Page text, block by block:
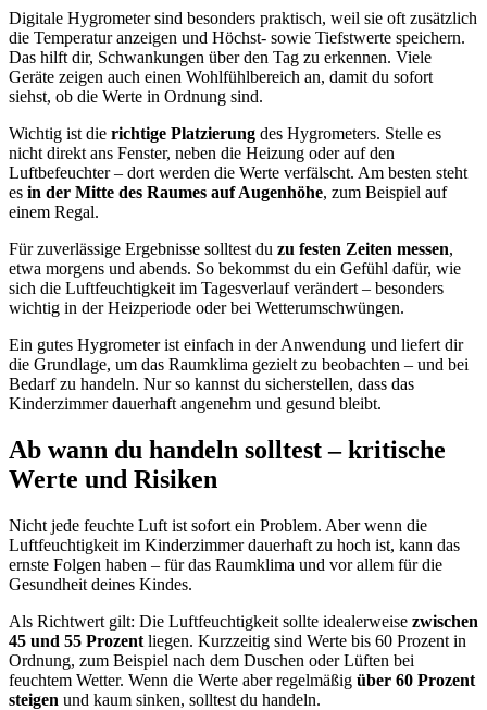
Digitale Hygrometer sind besonders praktisch, weil sie oft zusätzlich
die Temperatur anzeigen und Höchst- sowie Tiefstwerte speichern.
Das hilft dir, Schwankungen über den Tag zu erkennen. Viele
Geräte zeigen auch einen Wohlfühlbereich an, damit du sofort
siehst, ob die Werte in Ordnung sind.
Wichtig ist die richtige Platzierung des Hygrometers. Stelle es
nicht direkt ans Fenster, neben die Heizung oder auf den
Luftbefeuchter – dort werden die Werte verfälscht. Am besten steht
es in der Mitte des Raumes auf Augenhöhe, zum Beispiel auf
einem Regal.
Für zuverlässige Ergebnisse solltest du zu festen Zeiten messen,
etwa morgens und abends. So bekommst du ein Gefühl dafür, wie
sich die Luftfeuchtigkeit im Tagesverlauf verändert – besonders
wichtig in der Heizperiode oder bei Wetterumschwüngen.
Ein gutes Hygrometer ist einfach in der Anwendung und liefert dir
die Grundlage, um das Raumklima gezielt zu beobachten – und bei
Bedarf zu handeln. Nur so kannst du sicherstellen, dass das
Kinderzimmer dauerhaft angenehm und gesund bleibt.
Ab wann du handeln solltest – kritische
Werte und Risiken
Nicht jede feuchte Luft ist sofort ein Problem. Aber wenn die
Luftfeuchtigkeit im Kinderzimmer dauerhaft zu hoch ist, kann das
ernste Folgen haben – für das Raumklima und vor allem für die
Gesundheit deines Kindes.
Als Richtwert gilt: Die Luftfeuchtigkeit sollte idealerweise zwischen
45 und 55 Prozent liegen. Kurzzeitig sind Werte bis 60 Prozent in
Ordnung, zum Beispiel nach dem Duschen oder Lüften bei
feuchtem Wetter. Wenn die Werte aber regelmäßig über 60 Prozent
steigen und kaum sinken, solltest du handeln.